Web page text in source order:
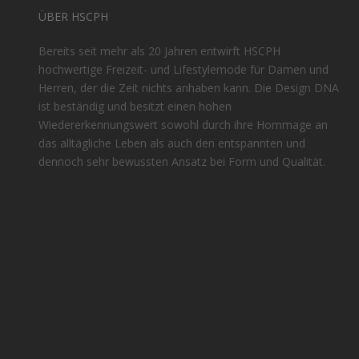
ÜBER HSCPH
Bereits seit mehr als 20 Jahren entwirft HSCPH
hochwertige Freizeit- und Lifestylemode für Damen und
Herren, der die Zeit nichts anhaben kann. Die Design DNA
ist beständig und besitzt einen hohen
Wiedererkennungswert sowohl durch ihre Hommage an
das alltägliche Leben als auch den entspannten und
dennoch sehr bewussten Ansatz bei Form und Qualität.